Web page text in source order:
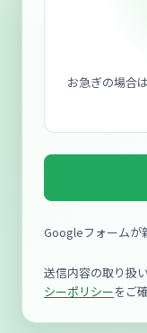
お急ぎの場合
Googleフォームが
送信内容の取り扱い
シーポリシーをご